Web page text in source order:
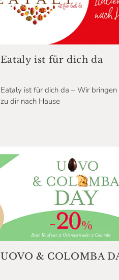
Eataly ist für dich da
Eataly ist für dich da – Wir bringen
zu dir nach Hause
UOVO & COLOMBA